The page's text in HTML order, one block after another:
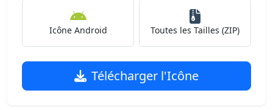
Icône Android Toutes les Tailles (ZIP)
Télécharger l'Icône